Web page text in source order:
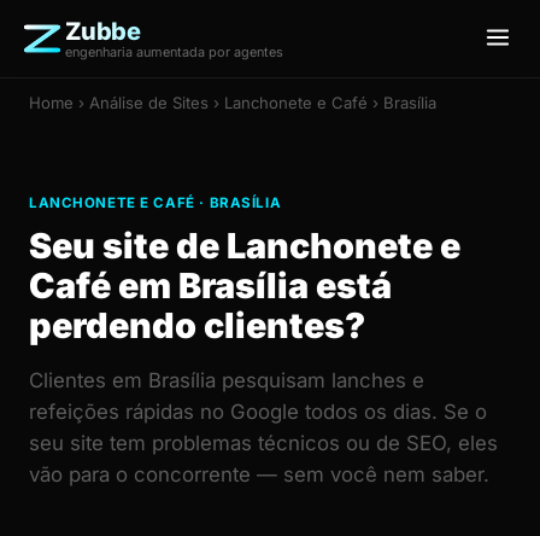
Zubbe
engenharia aumentada por agentes
Home › Análise de Sites › Lanchonete e Café › Brasília
LANCHONETE E CAFÉ · BRASÍLIA
Seu site de Lanchonete e
Café em Brasília está
perdendo clientes?
Clientes em Brasília pesquisam lanches e
refeições rápidas no Google todos os dias. Se o
seu site tem problemas técnicos ou de SEO, eles
vão para o concorrente — sem você nem saber.